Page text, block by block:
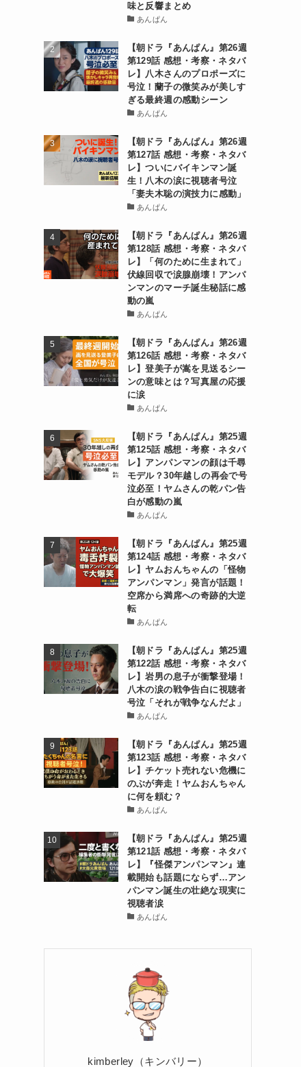
味と反響まとめ
あんぱん
【朝ドラ『あんぱん』第26週
第129話 感想・考察・ネタバ
レ】八木さんのプロポーズに
号泣！蘭子の微笑みが美しす
ぎる最終週の感動シーン
あんぱん
【朝ドラ『あんぱん』第26週
第127話 感想・考察・ネタバ
レ】ついにバイキンマン誕
生！八木の涙に視聴者号泣
「妻夫木聡の演技力に感動」
あんぱん
【朝ドラ『あんぱん』第26週
第128話 感想・考察・ネタバ
レ】「何のために生まれて」
伏線回収で涙腺崩壊！アンパ
ンマンのマーチ誕生秘話に感
動の嵐
あんぱん
【朝ドラ『あんぱん』第26週
第126話 感想・考察・ネタバ
レ】登美子が嵩を見送るシー
ンの意味とは？写真屋の応援
に涙
あんぱん
【朝ドラ『あんぱん』第25週
第125話 感想・考察・ネタバ
レ】アンパンマンの顔は千尋
モデル？30年越しの再会で号
泣必至！ヤムさんの乾パン告
白が感動の嵐
あんぱん
【朝ドラ『あんぱん』第25週
第124話 感想・考察・ネタバ
レ】ヤムおんちゃんの「怪物
アンパンマン」発言が話題！
空席から満席への奇跡的大逆
転
あんぱん
【朝ドラ『あんぱん』第25週
第122話 感想・考察・ネタバ
レ】岩男の息子が衝撃登場！
八木の涙の戦争告白に視聴者
号泣「それが戦争なんだよ」
あんぱん
【朝ドラ『あんぱん』第25週
第123話 感想・考察・ネタバ
レ】チケット売れない危機に
のぶが奔走！ヤムおんちゃん
に何を頼む？
あんぱん
【朝ドラ『あんぱん』第25週
第121話 感想・考察・ネタバ
レ】『怪傑アンパンマン』連
載開始も話題にならず…アン
パンマン誕生の壮絶な現実に
視聴者涙
あんぱん
kimberley（キンバリー）